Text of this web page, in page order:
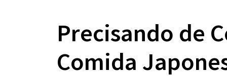
Precisando de
Comida